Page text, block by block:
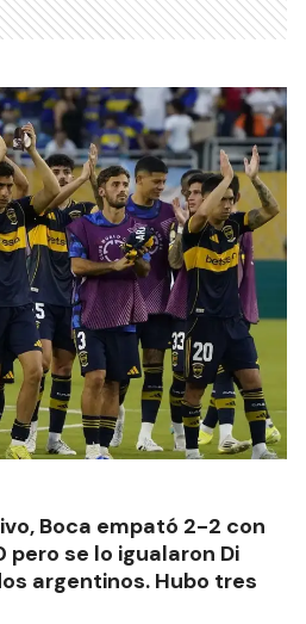
Boca empató 2-2 con
se lo igualaron Di
argentinos. Hubo tres